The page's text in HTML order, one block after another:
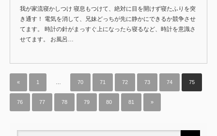
我が家流寝かしつけ 寝息もつけて、絶対に目を開けず寝たふりを突
き通す！ 電気を消して、兄妹どっちが先に静かにできるか競争させ
てます。 時計の針がまっすぐ上になったら寝るなど、時計を意識さ
せてます。 お風呂…
« 1 70 71 72 73 74 75
76 77 78 79 80 81 »